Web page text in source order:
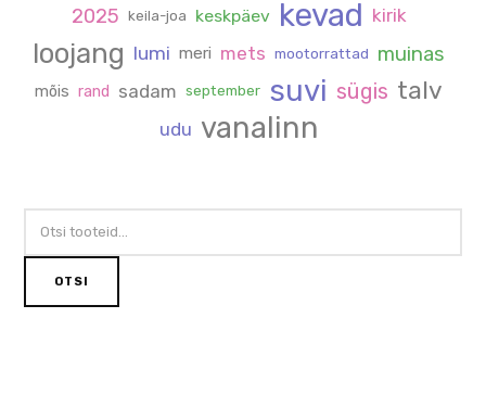
2025 keila-joa keskpäev kevad kirik
loojang lumi meri mets mootorrattad muinas
mõis rand sadam september suvi sügis talv
udu vanalinn
OTSI